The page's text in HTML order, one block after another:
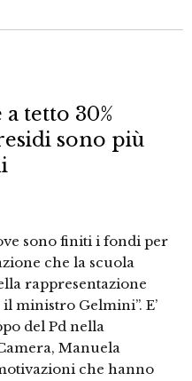
tetto 30%
sono più
sono finiti i fondi per
che la scuola
rappresentazione
ministro Gelmini”. E’
del Pd nella
Manuela
che hanno